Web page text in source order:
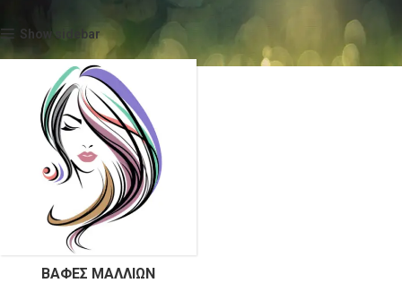
Show sidebar
ΒΑΦΕΣ ΜΑΛΛΙΩΝ